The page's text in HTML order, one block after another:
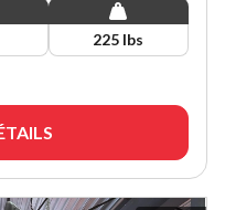
225 lbs